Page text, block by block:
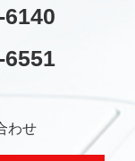
6140
6551
わせ